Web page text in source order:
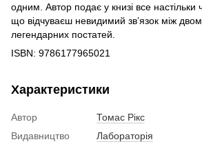
одним. Автор подає у книзі все настільки
що відчуваєш невидимий зв’язок між
легендарних постатей.
ISBN: 9786177965021
Характеристики
Автор
Томас Рікс
Видавництво
Лабораторія